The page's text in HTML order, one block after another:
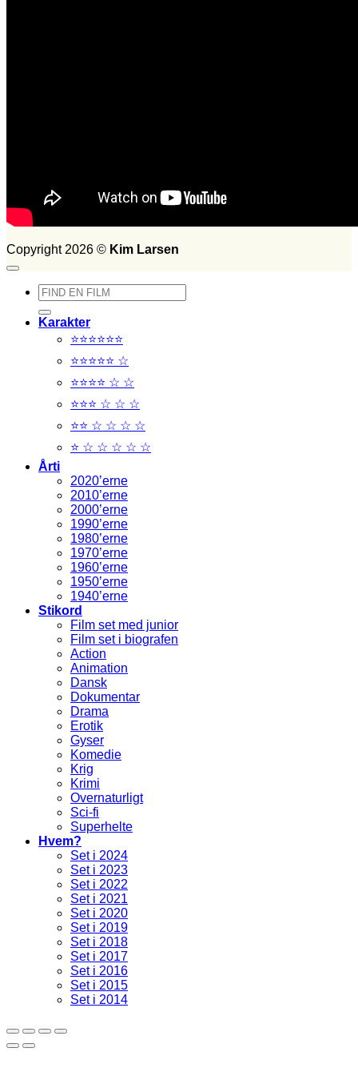
Copyright 2026 © Kim Larsen
Søg
efter:
Karakter
⭐⭐⭐⭐⭐⭐
⭐⭐⭐⭐⭐ ☆
⭐⭐⭐⭐ ☆ ☆
⭐⭐⭐ ☆ ☆ ☆
⭐⭐ ☆ ☆ ☆ ☆
⭐ ☆ ☆ ☆ ☆ ☆
Årti
2020’erne
2010’erne
2000’erne
1990’erne
1980’erne
1970’erne
1960’erne
1950’erne
1940’erne
Stikord
Film set med junior
Film set i biografen
Action
Animation
Dansk
Dokumentar
Drama
Erotik
Gyser
Komedie
Krig
Krimi
Overnaturligt
Sci-fi
Superhelte
Hvem?
Set i 2024
Set i 2023
Set i 2022
Set i 2021
Set i 2020
Set i 2019
Set i 2018
Set i 2017
Set i 2016
Set i 2015
Set i 2014